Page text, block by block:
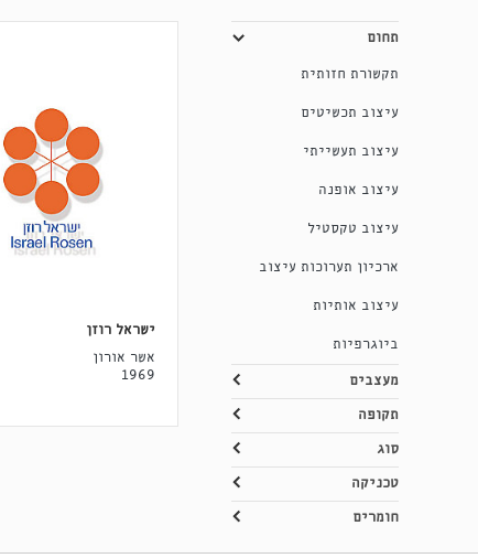
תחום
תקשורת חזותית
עיצוב תכשיטים
עיצוב תעשייתי
עיצוב אופנה
עיצוב טקסטיל
ארכיון תערוכות עיצוב
עיצוב אותיות
ביוגרפיות
מעצבים
תקופה
סוג
טכניקה
חומרים
ישראל רוזן
אשר אורון
1969